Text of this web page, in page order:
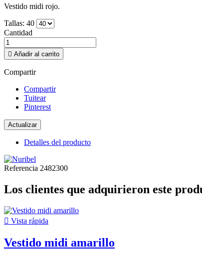
Vestido midi rojo.
Tallas: 40
Cantidad
 Añadir al carrito
Compartir
Compartir
Tuitear
Pinterest
Detalles del producto
Referencia 2482300
Los clientes que adquirieron este
 Vista rápida
Vestido midi amarillo